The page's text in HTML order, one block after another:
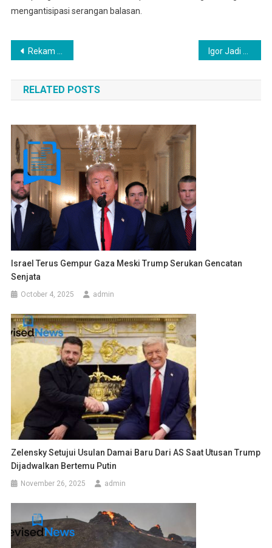
mengantisipasi serangan balasan.
Post
navigation
Rekam Jejak Iptu Nasrullah: Dari Viral Hingga Tersangka
RELATED POSTS
Israel Terus Gempur Gaza Meski Trump Serukan Gencatan
Senjata
October 4, 2025 admin
Zelensky Setujui Usulan Damai Baru Dari AS Saat Utusan Trump
Dijadwalkan Bertemu Putin
November 26, 2025 admin